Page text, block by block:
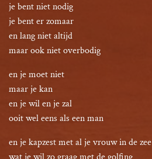
je bent niet nodig
je bent er zomaar
en lang niet altijd
maar ook niet overbodig
en je moet niet
maar je kan
en je wil en je zal
ooit wel eens als een man
en je kapzest met al je vrouw in de zee